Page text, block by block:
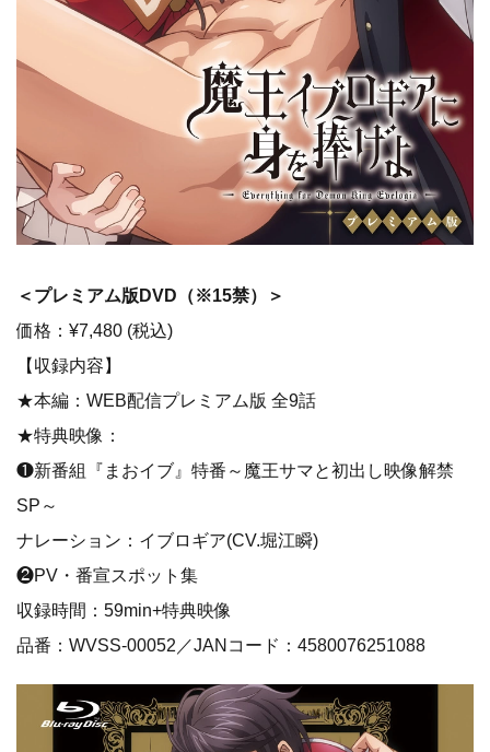
＜プレミアム版DVD​（※15禁）＞
価格：¥7,480 (税込)
【収録内容】
★本編：WEB配信プレミアム版 全9話
★特典映像：
❶新番組『まおイブ』特番～魔王サマと初出し映像解禁
SP～
ナレーション：イブロギア(CV.堀江瞬)
❷PV・番宣スポット集
収録時間：59min+特典映像
品番：WVSS-00052／JANコード：4580076251088